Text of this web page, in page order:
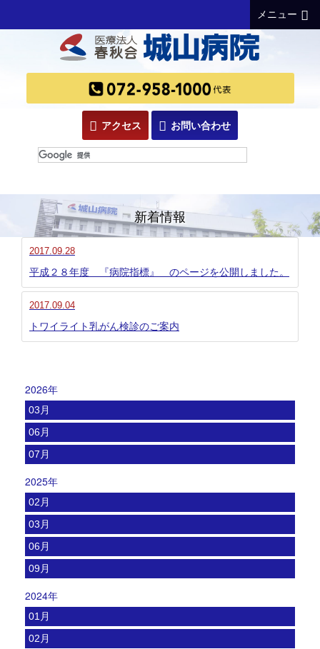
アクセス お問い合わせ
メニュー
新着情報
2017.09.28
平成２８年度 『病院指標』 のページを公開しました。
2017.09.04
トワイライト乳がん検診のご案内
2026年
03月
06月
07月
2025年
02月
03月
06月
09月
2024年
01月
02月